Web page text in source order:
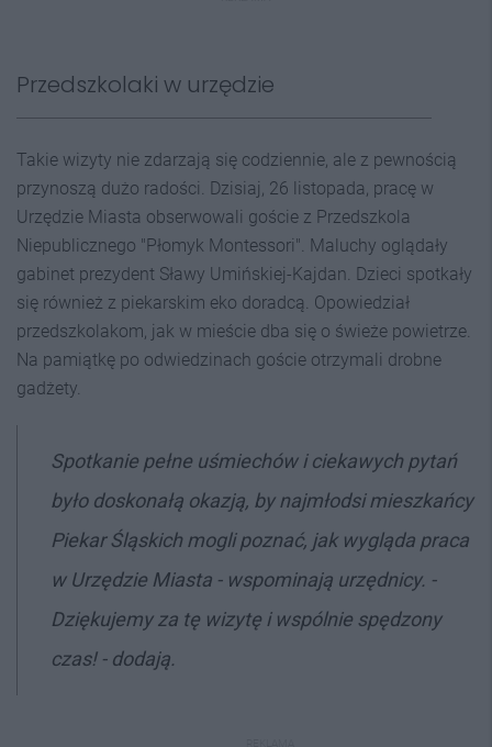
Przedszkolaki w urzędzie
Takie wizyty nie zdarzają się codziennie, ale z pewnością
przynoszą dużo radości. Dzisiaj, 26 listopada, pracę w
Urzędzie Miasta obserwowali goście z Przedszkola
Niepublicznego "Płomyk Montessori". Maluchy oglądały
gabinet prezydent Sławy Umińskiej-Kajdan. Dzieci spotkały
się również z piekarskim eko doradcą. Opowiedział
przedszkolakom, jak w mieście dba się o świeże powietrze.
Na pamiątkę po odwiedzinach goście otrzymali drobne
gadżety.
Spotkanie pełne uśmiechów i ciekawych pytań
było doskonałą okazją, by najmłodsi mieszkańcy
Piekar Śląskich mogli poznać, jak wygląda praca
w Urzędzie Miasta - wspominają urzędnicy. -
Dziękujemy za tę wizytę i wspólnie spędzony
czas! - dodają.